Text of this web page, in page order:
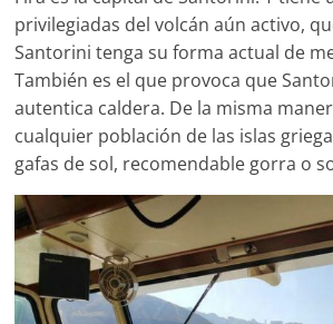
privilegiadas del volcán aún activo,
Santorini tenga su forma actual de
También es el que provoca que
autentica caldera. De la misma
cualquier población de las islas
gafas de sol, recomendable gorra o